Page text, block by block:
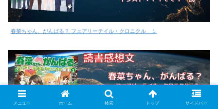
春菜ちゃん、がんばる？ フェアリーテイル・クロニクル １
メニュー ホーム 検索 トップ サイドバー